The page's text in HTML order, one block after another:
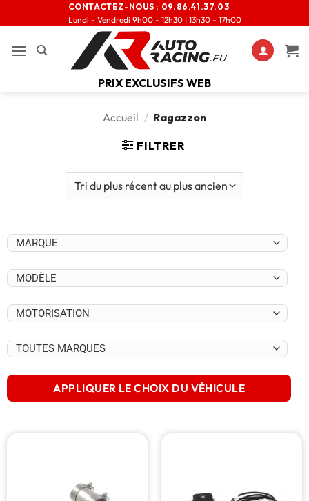
CONTACTEZ-NOUS : 09.86.41.37.03
Lundi - Vendredi 9h00 - 12h30 | 13h30 - 17h00
PRIX EXCLUSIFS WEB
Accueil / Ragazzon
FILTRER
APPLIQUER LE CHOIX DU VÉHICULE